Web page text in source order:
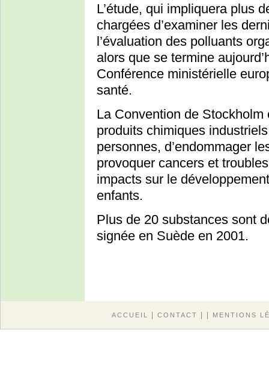
L’étude, qui impliquera plus
chargées d’examiner les
l’évaluation des polluants
alors que se termine
Conférence ministérielle
santé.
La Convention de
produits chimiques
personnes, d’endommager
provoquer cancers et
impacts sur le
enfants.
Plus de 20 substances sont
signée en Suède en 2001.
ACCUEIL | CONTACT | | MENTIONS